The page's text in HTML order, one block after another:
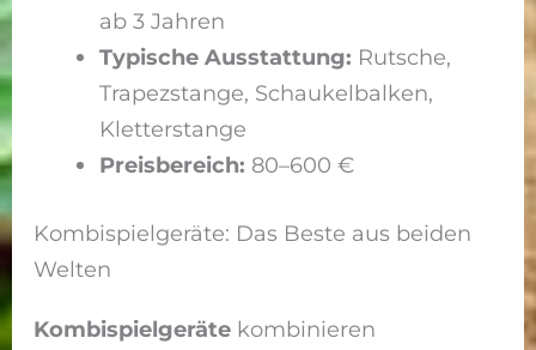
ab 3 Jahren
Typische Ausstattung: Rutsche,
Trapezstange, Schaukelbalken,
Kletterstange
Preisbereich: 80–600 €
Kombispielgeräte: Das Beste aus beiden
Welten
Kombispielgeräte kombinieren